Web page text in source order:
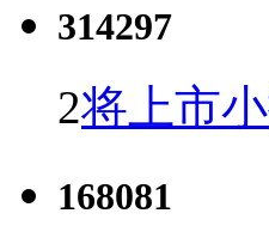
314297
2将上市
168081